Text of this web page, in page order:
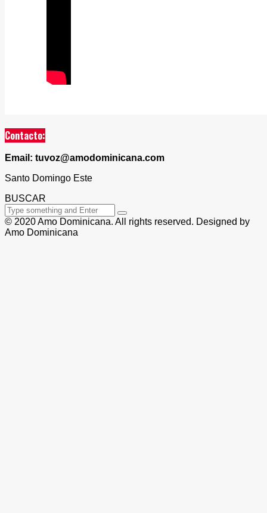
Contacto:
Email: tuvoz@amodominicana.com
Santo Domingo Este
BUSCAR
© 2020 Amo Dominicana. All rights reserved. Designed by
Amo Dominicana